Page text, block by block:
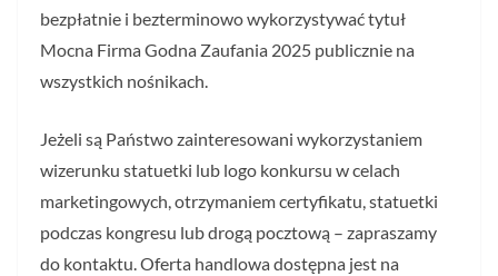
bezpłatnie i bezterminowo wykorzystywać tytuł
Mocna Firma Godna Zaufania 2025 publicznie na
wszystkich nośnikach.
Jeżeli są Państwo zainteresowani wykorzystaniem
wizerunku statuetki lub logo konkursu w celach
marketingowych, otrzymaniem certyfikatu, statuetki
podczas kongresu lub drogą pocztową – zapraszamy
do kontaktu. Oferta handlowa dostępna jest na